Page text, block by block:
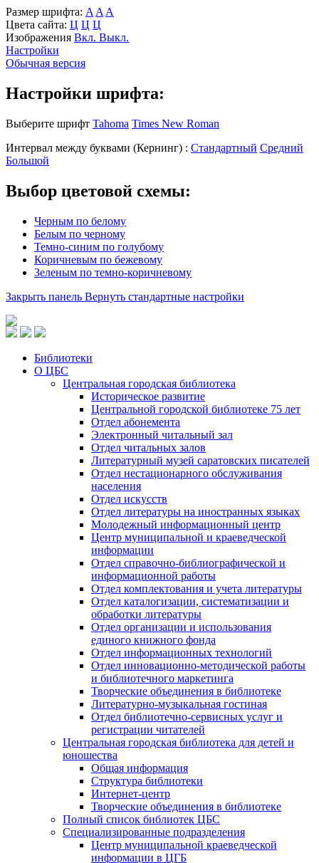
Размер шрифта: A A A
Цвета сайта: Ц Ц Ц
Изображения Вкл. Выкл.
Настройки
Обычная версия
Настройки шрифта:
Выберите шрифт Tahoma Times New Roman
Интервал между буквами (Кернинг) : Стандартный Средний
Большой
Выбор цветовой схемы:
Черным по белому
Белым по черному
Темно-синим по голубому
Коричневым по бежевому
Зеленым по темно-коричневому
Закрыть панель Вернуть стандартные настройки
Библиотеки
О ЦБС
Центральная городская библиотека
Историческое развитие
Центральной городской библиотеке 75 лет
Отдел абонемента
Электронный читальный зал
Отдел читальных залов
Литературный музей саратовских писателей
Отдел нестационарного обслуживания
населения
Отдел искусств
Отдел литературы на иностранных языках
Молодежный информационный центр
Центр муниципальной и краеведческой
информации
Отдел справочно-библиографической и
информационной работы
Отдел комплектования и учета литературы
Отдел каталогизации, систематизации и
обработки литературы
Отдел организации и использования
единого книжного фонда
Отдел информационных технологий
Отдел инновационно-методической работы
и библиотечного маркетинга
Творческие объединения в библиотеке
Литературно-музыкальная гостиная
Отдел библиотечно-сервисных услуг и
регистрации читателей
Центральная городская библиотека для детей и
юношества
Общая информация
Структура библиотеки
Интернет-центр
Творческие объединения в библиотеке
Полный список библиотек ЦБС
Специализированные подразделения
Центр муниципальной краеведческой
информации в ЦГБ